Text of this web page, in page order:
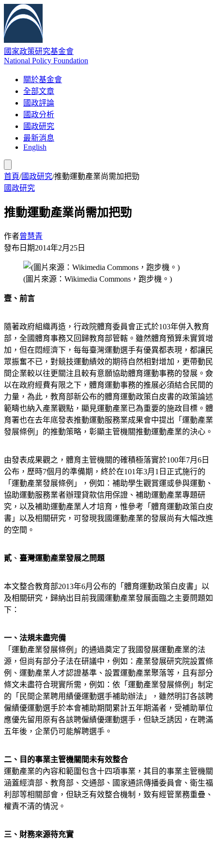
國家政策研究基金會
National Policy Foundation
關於基金會
全部文章
國政評論
國政分析
國政研究
最新消息
English
首頁/國政研究/推動運動產業尚需加把勁
國政研究
推動運動產業尚需加把勁
作者曾慧青
發布日期2014年2月25日
(圖片來源：Wikimedia Commons，跑步機。)
壹、前言
隨著政府組織再造，行政院體育委員會正式於103年併入教育
部，全國體育事務又回歸教育部管轄。雖然體育預算未實質增
加，但在悶經濟下，每每臺灣運動選手有優異都表現，都讓民
眾振奮不已，對競技運動績效的期待自然相對增加，更帶動民
間企業較以往更關注且較有意願協助體育運動事務的發展。僉
以在政府經費有限之下，體育運動事務的推展必須結合民間的
力量，為此，教育部新公布的體育運動政策白皮書的政策論述
範疇也納入產業觀點，顯見運動產業已為重要的施政目標。體
育署也在去年底發表推動運動服務業成果會中提出「運動產業
發展條例」的推動策略，彰顯主管機關推動運動產業的決心。
由發表成果觀之，體育主管機關的確積極落實於100年7月6日
公布，歷時7個月的準備期，終於在101年3月1日正式施行的
「運動產業發展條例」，例如：補助學生觀賞運或參與運動、
協助運動服務業者辦理貸款信用保證、補助運動產業專題研
究，以及補助運動產業人才培育，惟參考「體育運動政策白皮
書」以及相關研究，可發現我國運動產業的發展尚有大幅改進
的空間。
貳 、 臺灣運動產業發展之問題
本文整合教育部2013年6月公布的「體育運動政策白皮書」以
及相關研究，歸納出目前我國運動產業發展面臨之主要問題如
下：
一、法規未盡完備
「運動產業發展條例」的通過奠定了我國發展運動產業的法
源，但尚有部分子法在研議中，例如：產業發展研究院設置條
例、運動產業人才認證基準、設置運動產業聚落等，且有部分
條文未盡符合現實所需，例如：依「運動產業發展條例」制定
的「民間企業聘用績優運動選手補助辦法」，雖然明訂各該聘
僱績優運動選手於本會補助期間累計五年期滿者，受補助單位
應優先留用原有各該聘僱績優運動選手，但缺乏誘因，在聘滿
五年後，企業仍可能解聘選手。
二、目的事業主管機關間未有效整合
運動產業的內容和範圍包含十四項事業，其目的事業主管機關
涵蓋經濟部、教育部、交通部、國家通訊傳播委員會、衛生福
利部等相關部會，但缺乏有效整合機制，致有經管業務重疊、
權責不清的情況。
三、財務來源待充實